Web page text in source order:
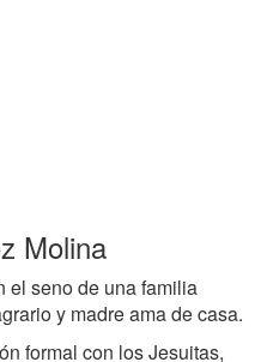
Molina
el seno de una familia
y madre ama de casa.
formal con los Jesuitas,